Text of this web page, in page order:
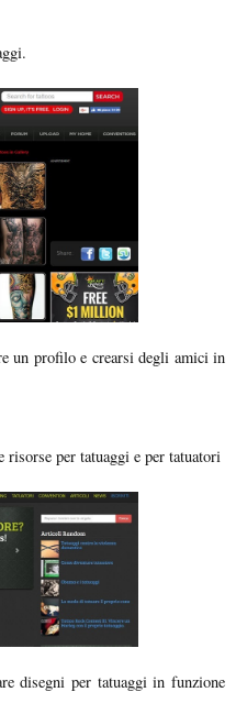
un profilo e crearsi degli amici in
per tatuaggi e per tatuatori
disegni per tatuaggi in funzione